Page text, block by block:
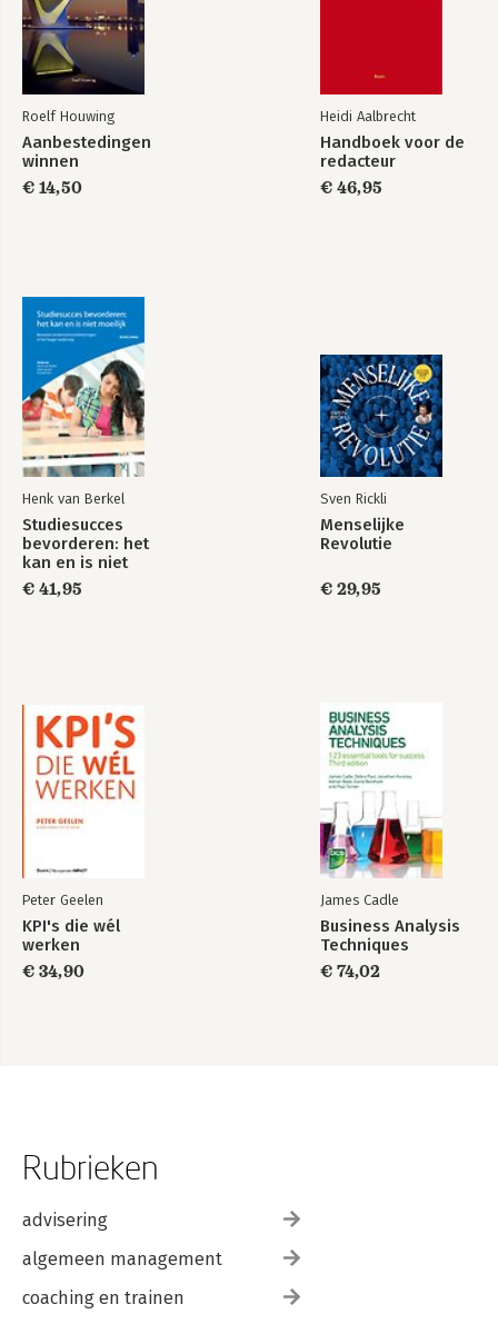
Roelf Houwing
Aanbestedingen
winnen
€ 14,50
Heidi Aalbrecht
Handboek voor de
redacteur
€ 46,95
Henk van Berkel
Studiesucces
bevorderen: het
kan en is niet
moeilijk
€ 41,95
Sven Rickli
Menselijke
Revolutie
€ 29,95
Peter Geelen
KPI's die wél
werken
€ 34,90
James Cadle
Business Analysis
Techniques
€ 74,02
Rubrieken
advisering
algemeen management
coaching en trainen